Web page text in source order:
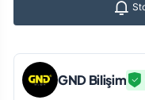
GND Bilişim